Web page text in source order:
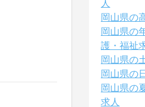
人
岡山県の
岡山県の
護・福祉
岡山県の
岡山県の
岡山県の
求人